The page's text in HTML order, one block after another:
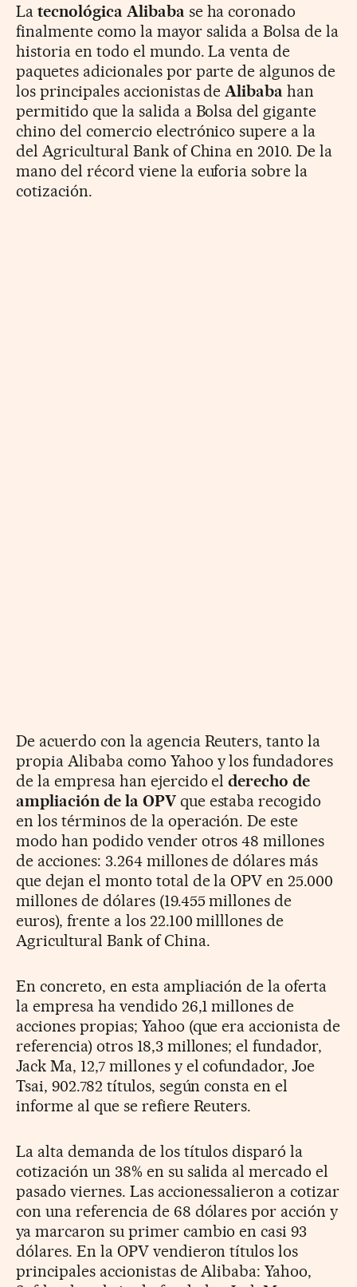
La tecnológica Alibaba se ha coronado
finalmente como la mayor salida a Bolsa de la
historia en todo el mundo. La venta de
paquetes adicionales por parte de algunos de
los principales accionistas de Alibaba han
permitido que la salida a Bolsa del gigante
chino del comercio electrónico supere a la
del Agricultural Bank of China en 2010. De la
mano del récord viene la euforia sobre la
cotización.
De acuerdo con la agencia Reuters, tanto la
propia Alibaba como Yahoo y los fundadores
de la empresa han ejercido elderecho de
ampliación de la OPVque estaba recogido
en los términos de la operación. De este
modo han podido vender otros 48 millones
de acciones: 3.264 millones de dólares más
que dejan el monto total de la OPV en 25.000
millones de dólares (19.455 millones de
euros), frente a los 22.100 milllones de
Agricultural Bank of China.
En concreto, en esta ampliación de la oferta
la empresa ha vendido 26,1 millones de
acciones propias; Yahoo (que era accionista de
referencia) otros 18,3 millones; el fundador,
Jack Ma, 12,7 millones y el cofundador, Joe
Tsai, 902.782 títulos, según consta en el
informe al que se refiere Reuters.
La alta demanda de los títulos disparó la
cotización un 38% en su salida al mercado el
pasado viernes. Las accionessalieron a cotizar
con una referencia de 68 dólares por acción y
ya marcaron su primer cambio en casi 93
dólares. En la OPV vendieron títulos los
principales accionistas de Alibaba: Yahoo,